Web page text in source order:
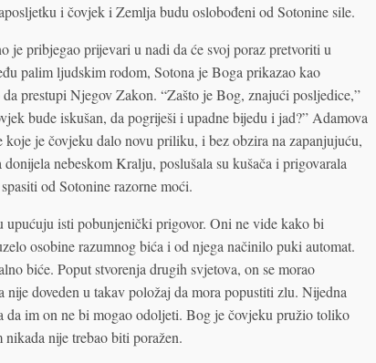
i čovjek i Zemlja budu oslobođeni od Sotonine sile.
je pribjegao prijevari u nadi da će svoj poraz pretvoriti u
palim ljudskim rodom, Sotona je Boga prikazao kao
prestupi Njegov Zakon. “Zašto je Bog, znajući posljedice,”
bude iskušan, da pogriješi i upadne bijedu i jad?” Adamova
je čovjeku dalo novu priliku, i bez obzira na zapanjujuću,
nebeskom Kralju, poslušala su kušača i prigovarala
od Sotonine razorne moći.
upućuju isti pobunjenički prigovor. Oni ne vide kako bi
osobine razumnog bića i od njega načinilo puki automat.
biće. Poput stvorenja drugih svjetova, on se morao
doveden u takav položaj da mora popustiti zlu. Nijedna
da im on ne bi mogao odoljeti. Bog je čovjeku pružio toliko
nije trebao biti poražen.